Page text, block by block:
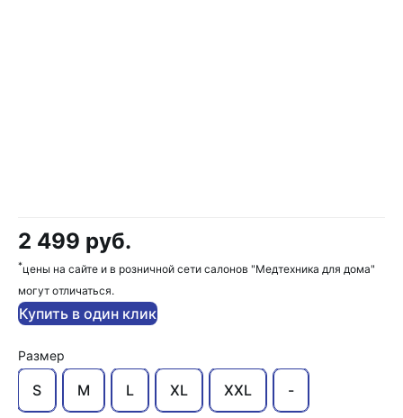
2 499 руб.
*цены на сайте и в розничной сети салонов "Медтехника для дома"
могут отличаться.
Купить в один клик
Размер
S M L XL XXL -